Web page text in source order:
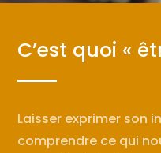
C’est quoi «
Laisser exprimer son
comprendre ce qui